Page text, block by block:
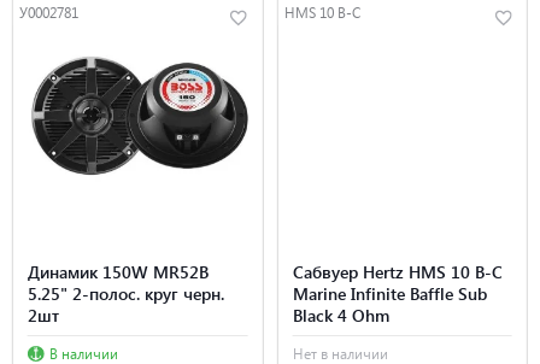
У0002781
Динамик 150W MR52B
5.25" 2-полос. круг черн.
2шт
В наличии
HMS 10 B-C
Сабвуер Hertz HMS 10 B-C
Marine Infinite Baffle Sub
Black 4 Ohm
Нет в наличии